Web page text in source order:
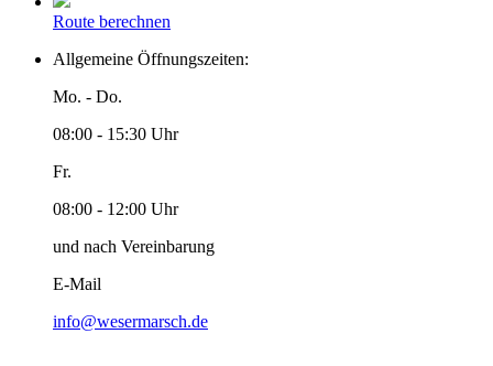
Route berechnen
Allgemeine Öffnungszeiten:
Mo. - Do.
08:00 - 15:30 Uhr
Fr.
08:00 - 12:00 Uhr
und nach Vereinbarung
E-Mail
info@wesermarsch.de